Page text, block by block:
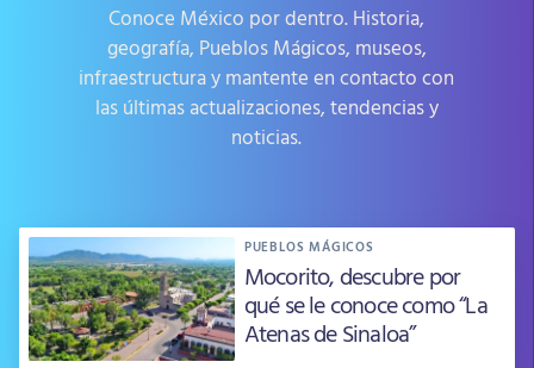
Conoce México por dentro. Historia,
geografía, Pueblos Mágicos, museos,
infraestructura y mantente en contacto con
las últimas actualizaciones, tendencias y
noticias.
PUEBLOS MÁGICOS
Mocorito, descubre por
qué se le conoce como “La
Atenas de Sinaloa”